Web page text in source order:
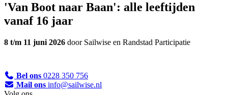
'Van Boot naar Baan': alle leeftijden
vanaf 16 jaar
8 t/m 11 juni 2026 door Sailwise en Randstad Participatie
Bel ons 0228 350 756
Mail ons info@sailwise.nl